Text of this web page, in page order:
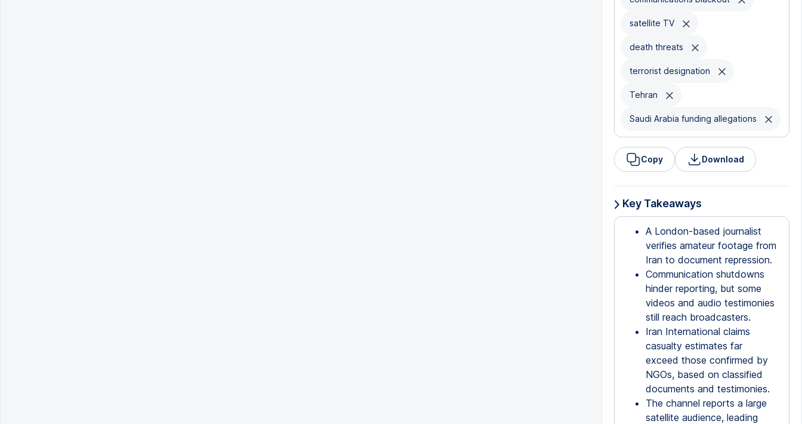
satellite TV
death threats
terrorist designation
Tehran
Saudi Arabia funding allegations
Copy Download
Key Takeaways
A London-based journalist
verifies amateur footage from
Iran to document repression.
Communication shutdowns
hinder reporting, but some
videos and audio testimonies
still reach broadcasters.
Iran International claims
casualty estimates far
exceed those confirmed by
NGOs, based on classified
documents and testimonies.
The channel reports a large
satellite audience, leading